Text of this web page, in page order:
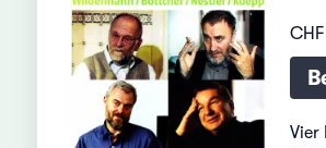
Vier